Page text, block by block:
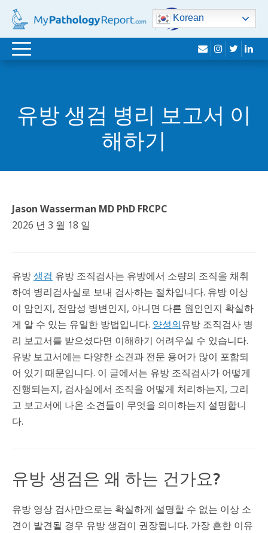
Korean
전
색
봉 인
트 링
유방 생검 병리 보고서 이
해하기
Jason Wasserman MD PhD FRCPC
2026 년 3 월 18 일
유방생검 유방 조직검사는 유방에서 소량의 조직을 채취
하여 병리검사실로 보내 검사하는 절차입니다. 유방 이상
이 암인지, 전암성 병변인지, 아니면 다른 원인인지 확실하
게 알 수 있는 유일한 방법입니다. 양성의유방 조직검사 병
리 보고서를 받으셨다면 이해하기 어려우실 수 있습니다.
유방 보고서에는 다양한 소견과 전문 용어가 많이 포함되
어 있기 때문입니다. 이 글에서는 유방 조직검사가 어떻게
진행되는지, 검사실에서 조직을 어떻게 처리하는지, 그리
고 보고서에 나온 소견들이 무엇을 의미하는지 설명합니
다.
유방 생검은 왜 하는 건가요?
유방 영상 검사만으로는 확실하게 설명할 수 없는 이상 소
견이 발견될 경우 유방 생검이 권장됩니다. 가장 흔한 이유